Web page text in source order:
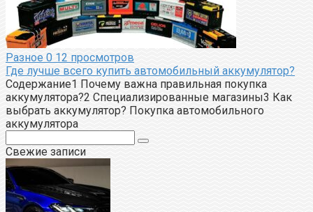
Разное 0 12 просмотров
Где лучше всего купить автомобильный аккумулятор?
Содержание1 Почему важна правильная покупка
аккумулятора?2 Специализированные магазины3 Как
выбрать аккумулятор? Покупка автомобильного
аккумулятора
Свежие записи